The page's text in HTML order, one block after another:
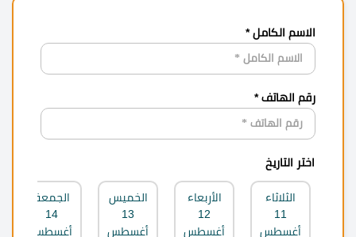
الاسم الكامل *
رقم الهاتف *
اختر التاريخ
الثلاثاء
11
أغسطس
الأربعاء
12
أغسطس
الخميس
13
أغسطس
الجمعة
14
أغسطس